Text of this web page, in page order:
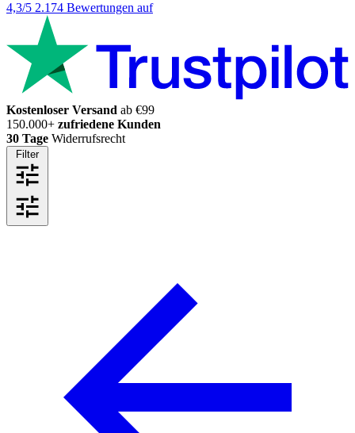
4,3/5 2.174 Bewertungen auf
Kostenloser Versand ab €99
150.000+ zufriedene Kunden
30 Tage Widerrufsrecht
Filter